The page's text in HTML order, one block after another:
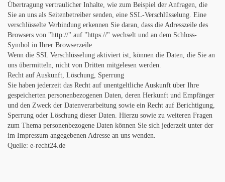
Übertragung vertraulicher Inhalte, wie zum Beispiel der Anfragen, die
Sie an uns als Seitenbetreiber senden, eine SSL-Verschlüsselung. Eine
verschlüsselte Verbindung erkennen Sie daran, dass die Adresszeile des
Browsers von "http://" auf "https://" wechselt und an dem Schloss-
Symbol in Ihrer Browserzeile.
Wenn die SSL Verschlüsselung aktiviert ist, können die Daten, die Sie an
uns übermitteln, nicht von Dritten mitgelesen werden.
Recht auf Auskunft, Löschung, Sperrung
Sie haben jederzeit das Recht auf unentgeltliche Auskunft über Ihre
gespeicherten personenbezogenen Daten, deren Herkunft und Empfänger
und den Zweck der Datenverarbeitung sowie ein Recht auf Berichtigung,
Sperrung oder Löschung dieser Daten. Hierzu sowie zu weiteren Fragen
zum Thema personenbezogene Daten können Sie sich jederzeit unter der
im Impressum angegebenen Adresse an uns wenden.
Quelle: e-recht24.de